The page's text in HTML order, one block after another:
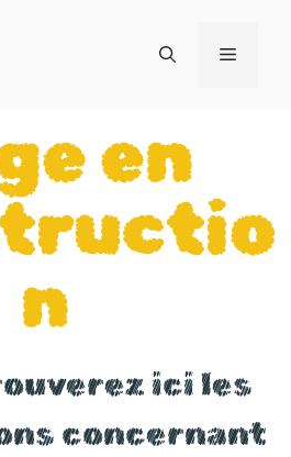
en
n
ici les
concernant